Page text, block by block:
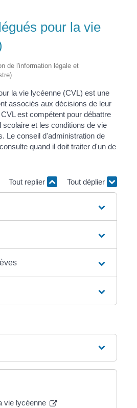
pour la vie
de l'information légale et
la vie lycéenne (CVL) est une
associés aux décisions de leur
est compétent pour débattre
et les conditions de vie
Le conseil d'administration de
quand il doit traiter d'un de
Tout replier Tout déplier
vie lycéenne